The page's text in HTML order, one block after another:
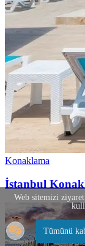
Konaklama
İstanbul
Web sitemizi
Tümünü